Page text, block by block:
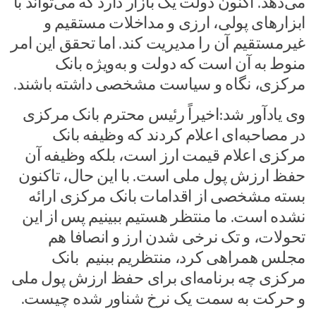
ابزارهای پولی، ارزی و مداخلات مستقیم و
غیرمستقیم آن را مدیریت کند. اما تحقق این امر
منوط به آن است که دولت و به‌ویژه بانک
مرکزی، نگاه و سیاست مشخصی داشته باشند.
وی یادآور شد:اخیراً رئیس محترم بانک مرکزی
در مصاحبه‌ای اعلام کردند که وظیفه بانک
مرکزی اعلام قیمت ارز است، بلکه وظیفه آن
حفظ ارزش پول ملی است. با این حال، تاکنون
بسته مشخصی از اقدامات بانک مرکزی ارائه
نشده است. ما منتظر هستیم ببینیم پس از این
تحولات، و تک نرخی شدن ارز و انصافا هم
مجلس همراهی کرد، منتظریم ببنیم بانک
مرکزی چه برنامه‌ای برای حفظ ارزش پول ملی
و حرکت به سمت یک نرخ شناور شده چیست.